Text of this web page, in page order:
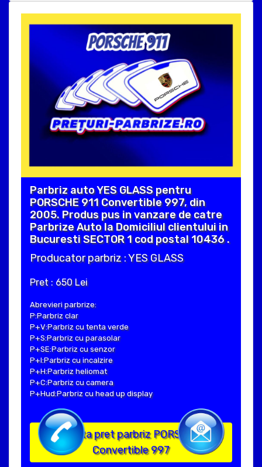
Parbriz auto YES GLASS pentru
PORSCHE 911 Convertible 997, din
2005. Produs pus in vanzare de catre
Parbrize Auto la Domiciliul clientului in
Bucuresti SECTOR 1 cod postal 10436 .
Producator parbriz : YES GLASS
Pret : 650 Lei
Abrevieri parbrize:
P:Parbriz clar
P+V:Parbriz cu tenta verde
P+S:Parbriz cu parasolar
P+SE:Parbriz cu senzor
P+I:Parbriz cu incalzire
P+H:Parbriz heliomat
P+C:Parbriz cu camera
P+Hud:Parbriz cu head up display
Solicita pret parbriz PORSCHE 911
Convertible 997